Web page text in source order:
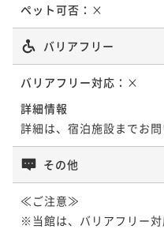
ペット可否： ×
バリアフリー
バリアフリー対応： ×
詳細情報
詳細は、宿泊施設までお問
その他
≪ご注意≫
※当館は、バリアフリー